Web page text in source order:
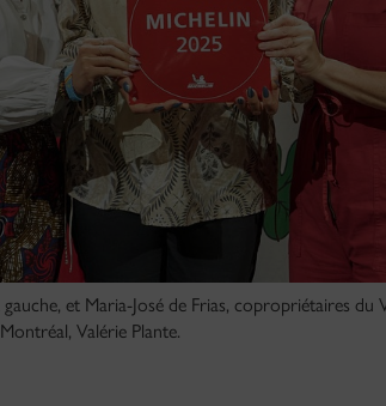
et Maria-José de Frias, copropriétaires du
Valérie Plante.